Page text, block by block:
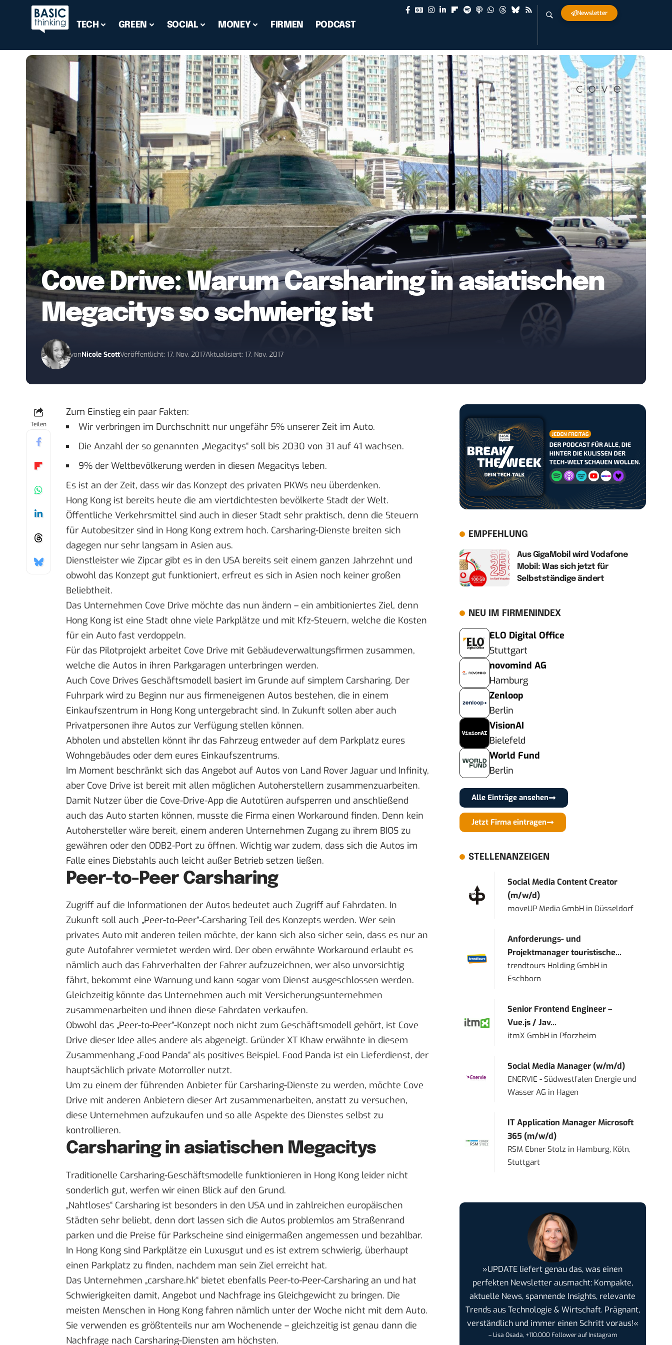
TECH GREEN SOCIAL MONEY FIRMEN PODCAST
Newsletter
Cove Drive: Warum Carsharing in asiatischen
Megacitys so schwierig ist
vonNicole ScottVeröffentlicht: 17. Nov. 2017Aktualisiert: 17. Nov. 2017
Teilen
Zum Einstieg ein paar Fakten:
Wir verbringen im Durchschnitt nur ungefähr 5% unserer Zeit im Auto.
Die Anzahl der so genannten „Megacitys“ soll bis 2030 von 31 auf 41 wachsen.
9% der Weltbevölkerung werden in diesen Megacitys leben.
Es ist an der Zeit, dass wir das Konzept des privaten PKWs neu überdenken.
Hong Kong ist bereits heute die am viertdichtesten bevölkerte Stadt der Welt.
Öffentliche Verkehrsmittel sind auch in dieser Stadt sehr praktisch, denn die Steuern
für Autobesitzer sind in Hong Kong extrem hoch. Carsharing-Dienste breiten sich
dagegen nur sehr langsam in Asien aus.
Dienstleister wie Zipcar gibt es in den USA bereits seit einem ganzen Jahrzehnt und
obwohl das Konzept gut funktioniert, erfreut es sich in Asien noch keiner großen
Beliebtheit.
Das Unternehmen Cove Drive möchte das nun ändern – ein ambitioniertes Ziel, denn
Hong Kong ist eine Stadt ohne viele Parkplätze und mit Kfz-Steuern, welche die Kosten
für ein Auto fast verdoppeln.
Für das Pilotprojekt arbeitet Cove Drive mit Gebäudeverwaltungsfirmen zusammen,
welche die Autos in ihren Parkgaragen unterbringen werden.
Auch Cove Drives Geschäftsmodell basiert im Grunde auf simplem Carsharing. Der
Fuhrpark wird zu Beginn nur aus firmeneigenen Autos bestehen, die in einem
Einkaufszentrum in Hong Kong untergebracht sind. In Zukunft sollen aber auch
Privatpersonen ihre Autos zur Verfügung stellen können.
Abholen und abstellen könnt ihr das Fahrzeug entweder auf dem Parkplatz eures
Wohngebäudes oder dem eures Einkaufszentrums.
Im Moment beschränkt sich das Angebot auf Autos von Land Rover Jaguar und Infinity,
aber Cove Drive ist bereit mit allen möglichen Autoherstellern zusammenzuarbeiten.
Damit Nutzer über die Cove-Drive-App die Autotüren aufsperren und anschließend
auch das Auto starten können, musste die Firma einen Workaround finden. Denn kein
Autohersteller wäre bereit, einem anderen Unternehmen Zugang zu ihrem BIOS zu
gewähren oder den ODB2-Port zu öffnen. Wichtig war zudem, dass sich die Autos im
Falle eines Diebstahls auch leicht außer Betrieb setzen ließen.
Peer-to-Peer Carsharing
Zugriff auf die Informationen der Autos bedeutet auch Zugriff auf Fahrdaten. In
Zukunft soll auch „Peer-to-Peer“-Carsharing Teil des Konzepts werden. Wer sein
privates Auto mit anderen teilen möchte, der kann sich also sicher sein, dass es nur an
gute Autofahrer vermietet werden wird. Der oben erwähnte Workaround erlaubt es
nämlich auch das Fahrverhalten der Fahrer aufzuzeichnen, wer also unvorsichtig
fährt, bekommt eine Warnung und kann sogar vom Dienst ausgeschlossen werden.
Gleichzeitig könnte das Unternehmen auch mit Versicherungsunternehmen
zusammenarbeiten und ihnen diese Fahrdaten verkaufen.
Obwohl das „Peer-to-Peer“-Konzept noch nicht zum Geschäftsmodell gehört, ist Cove
Drive dieser Idee alles andere als abgeneigt. Gründer XT Khaw erwähnte in diesem
Zusammenhang „Food Panda“ als positives Beispiel. Food Panda ist ein Lieferdienst, der
hauptsächlich private Motorroller nutzt.
Um zu einem der führenden Anbieter für Carsharing-Dienste zu werden, möchte Cove
Drive mit anderen Anbietern dieser Art zusammenarbeiten, anstatt zu versuchen,
diese Unternehmen aufzukaufen und so alle Aspekte des Dienstes selbst zu
kontrollieren.
Carsharing in asiatischen Megacitys
Traditionelle Carsharing-Geschäftsmodelle funktionieren in Hong Kong leider nicht
sonderlich gut, werfen wir einen Blick auf den Grund.
„Nahtloses“ Carsharing ist besonders in den USA und in zahlreichen europäischen
Städten sehr beliebt, denn dort lassen sich die Autos problemlos am Straßenrand
parken und die Preise für Parkscheine sind einigermaßen angemessen und bezahlbar.
In Hong Kong sind Parkplätze ein Luxusgut und es ist extrem schwierig, überhaupt
einen Parkplatz zu finden, nachdem man sein Ziel erreicht hat.
Das Unternehmen „carshare.hk“ bietet ebenfalls Peer-to-Peer-Carsharing an und hat
Schwierigkeiten damit, Angebot und Nachfrage ins Gleichgewicht zu bringen. Die
meisten Menschen in Hong Kong fahren nämlich unter der Woche nicht mit dem Auto.
Sie verwenden es größtenteils nur am Wochenende – gleichzeitig ist genau dann die
Nachfrage nach Carsharing-Diensten am höchsten.
EMPFEHLUNG
Aus GigaMobil wird Vodafone
Mobil: Was sich jetzt für
Selbstständige ändert
NEU IM FIRMENINDEX
ELO Digital Office
Stuttgart
novomind AG
Hamburg
Zenloop
Berlin
VisionAI
Bielefeld
World Fund
Berlin
Alle Einträge ansehen
Jetzt Firma eintragen
STELLENANZEIGEN
Social Media Content Creator
(m/w/d)
moveUP Media GmbH in Düsseldorf
Anforderungs- und
Projektmanager touristische...
trendtours Holding GmbH in
Eschborn
Senior Frontend Engineer –
Vue.js / Jav...
itmX GmbH in Pforzheim
Social Media Manager (w/m/d)
ENERVIE - Südwestfalen Energie und
Wasser AG in Hagen
IT Application Manager Microsoft
365 (m/w/d)
RSM Ebner Stolz in Hamburg, Köln,
Stuttgart
»UPDATE liefert genau das, was einen
perfekten Newsletter ausmacht: Kompakte,
aktuelle News, spannende Insights, relevante
Trends aus Technologie & Wirtschaft. Prägnant,
verständlich und immer einen Schritt voraus!«
– Lisa Osada, +110.000 Follower auf Instagram